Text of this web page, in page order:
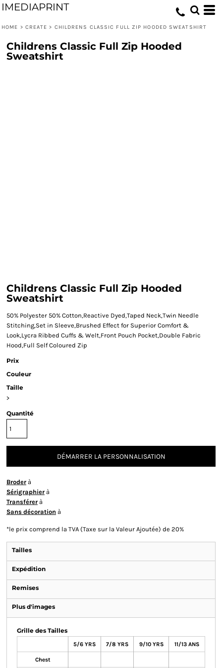
IMEDIAPRINT
HOME > CREATE > CHILDRENS CLASSIC FULL ZIP HOODED SWEATSHIRT
Childrens Classic Full Zip Hooded
Sweatshirt
Childrens Classic Full Zip Hooded
Sweatshirt
50% Polyester 50% Cotton,Reactive Dyed,Taped Neck,Twin Needle
Stitching,Set in Sleeve,Brushed Effect for Superior Comfort &
Look,Lycra Ribbed Cuffs & Welt,Front Pouch Pocket,Double Fabric
Hood,Full Self Coloured Zip
Prix
Couleur
Taille
>
Quantité
DÉMARRER LA PERSONNALISATION
Broder à
Sérigraphier à
Transférer à
Sans décoration à
*le prix comprend la TVA (Taxe sur la Valeur Ajoutée) de 20%
Tailles
Expédition
Remises
Plus d'images
Grille des Tailles
5/6 YRS 7/8 YRS 9/10 YRS 11/13 ANS
Chest